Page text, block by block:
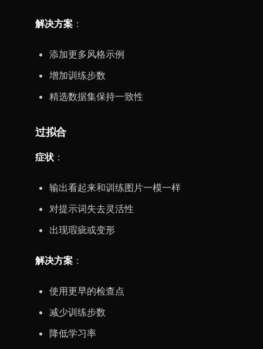
解决方案 ：
添加更多风格示例
增加训练步数
精选数据集保持一致性
过拟合
症状 ：
输出看起来和训练图片一模一样
对提示词失去灵活性
出现瑕疵或变形
解决方案 ：
使用更早的检查点
减少训练步数
降低学习率